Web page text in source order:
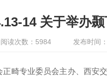
14 关于举办
阅读次数：5984 发布时间
畸专业委员会主办、西安